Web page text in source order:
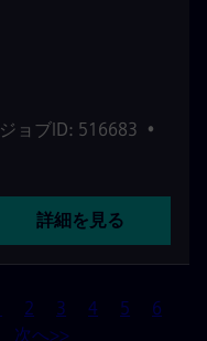
ジョブID: 516683 •
詳細を見る
2 3 4 5
6
次へ>>